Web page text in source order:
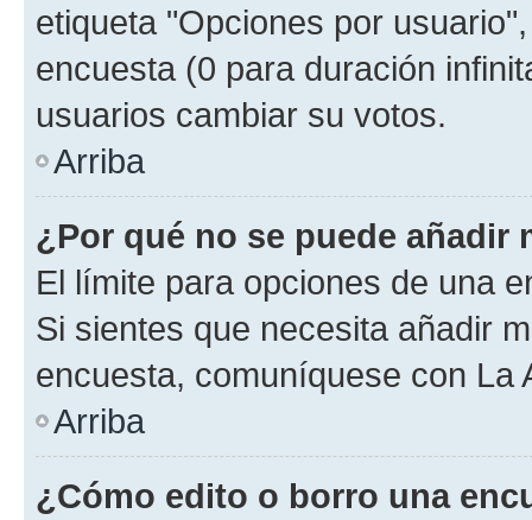
etiqueta "Opciones por
encuesta (0 para duración
usuarios cambiar su votos.
Arriba
¿Por qué no se puede añadir
El límite para opciones de una
Si sientes que necesita añadir
encuesta, comuníquese con La
Arriba
¿Cómo edito o borro una